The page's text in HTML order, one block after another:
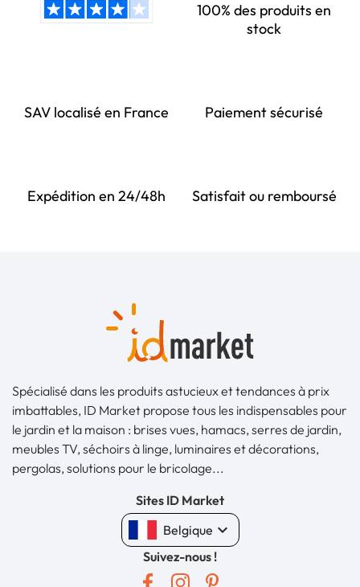
100% des produits en
stock
SAV localisé en France Paiement sécurisé
Expédition en 24/48h Satisfait ou remboursé
Spécialisé dans les produits astucieux et tendances à prix
imbattables, ID Market propose tous les indispensables pour
le jardin et la maison : brises vues, hamacs, serres de jardin,
meubles TV, séchoirs à linge, luminaires et décorations,
pergolas, solutions pour le bricolage...
Sites ID Market
Belgique keyboard_arrow_down
Suivez-nous !